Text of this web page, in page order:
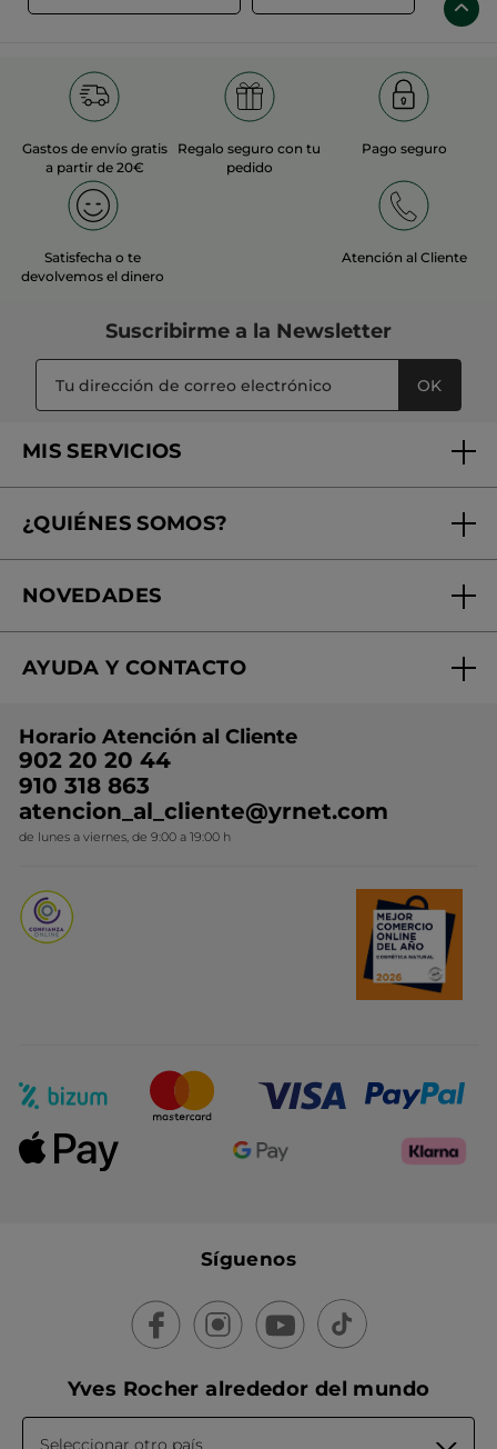
Gastos de envío gratis
a partir de 20€
Regalo seguro con tu
pedido
Pago seguro
Satisfecha o te
devolvemos el dinero
Atención al Cliente
Suscribirme a la Newsletter
OK
MIS SERVICIOS
Tratamientos de Belleza
Mi club Yves Rocher
¿QUIÉNES SOMOS?
¿Quiénes somos?
Nuestros compromisos
Conviértete en Franquiciada
NOVEDADES
Rebajas
Ideas de Regalo
Colección Monoi
Novedades del mes
AYUDA Y CONTACTO
Contacto
Horario Atención al Cliente
902 20 20 44
910 318 863
atencion_al_cliente@yrnet.com
de lunes a viernes, de 9:00 a 19:00 h
Síguenos
Yves Rocher alrededor del mundo
Seleccionar otro país